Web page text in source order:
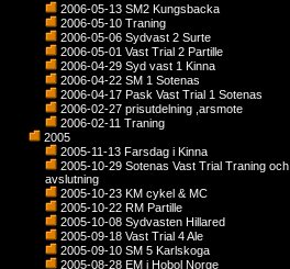
2006-05-13 SM2 Kungsbacka
2006-05-10 Traning
2006-05-06 Sydvast 2 Surte
2006-05-01 Vast Trial 2 Partille
2006-04-29 Syd vast 1 Kinna
2006-04-22 SM 1 Sotenas
2006-04-17 Pask Vast Trial 1 Sotenas
2006-02-27 prisutdelning ,arsmote
2006-02-11 Traning
2005
2005-11-13 Farsdag i Kinna
2005-10-29 Sotenas Vast Trial Traning och
avslutning
2005-10-23 KM cykel & MC
2005-10-22 RM Partille
2005-10-08 Sydvasten Hillared
2005-09-18 Vast Trial 4 Ale
2005-09-10 SM 5 Karlskoga
2005-08-28 EM i Hobol Norge